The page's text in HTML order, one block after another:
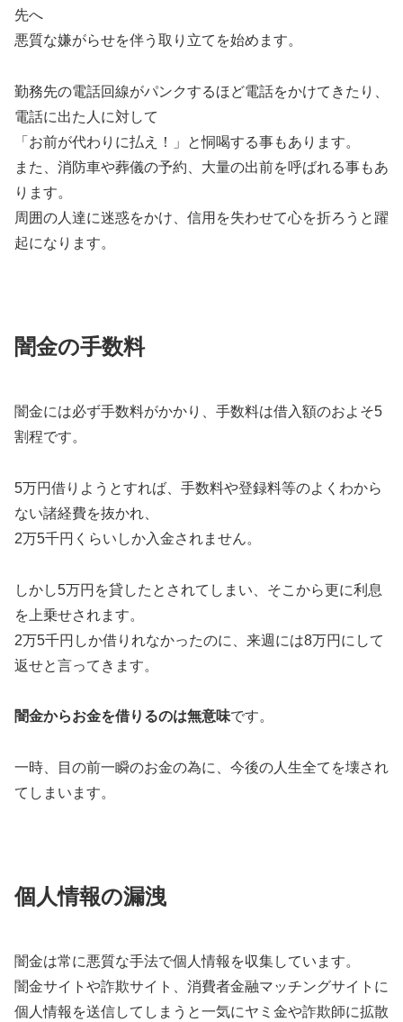
先へ
悪質な嫌がらせを伴う取り立てを始めます。
勤務先の電話回線がパンクするほど電話をかけてきたり、
電話に出た人に対して
「お前が代わりに払え！」と恫喝する事もあります。
また、消防車や葬儀の予約、大量の出前を呼ばれる事もあ
ります。
周囲の人達に迷惑をかけ、信用を失わせて心を折ろうと躍
起になります。
闇金の手数料
闇金には必ず手数料がかかり、手数料は借入額のおよそ5
割程です。
5万円借りようとすれば、手数料や登録料等のよくわから
ない諸経費を抜かれ、
2万5千円くらいしか入金されません。
しかし5万円を貸したとされてしまい、そこから更に利息
を上乗せされます。
2万5千円しか借りれなかったのに、来週には8万円にして
返せと言ってきます。
闇金からお金を借りるのは無意味です。
一時、目の前一瞬のお金の為に、今後の人生全てを壊され
てしまいます。
個人情報の漏洩
闇金は常に悪質な手法で個人情報を収集しています。
闇金サイトや詐欺サイト、消費者金融マッチングサイトに
個人情報を送信してしまうと一気にヤミ金や詐欺師に拡散